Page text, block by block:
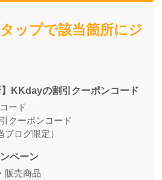
ップで該当箇所にジ
】KKdayの割引クーポンコード
ード
クーポンコード
ログ限定）
ペーン
販売商品